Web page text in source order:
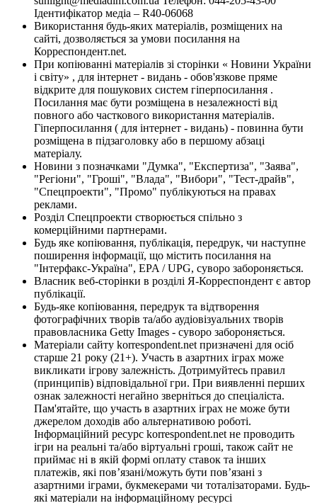
Ідентифікатор медіа – R40-06068
Використання будь-яких матеріалів, розміщених на
сайті, дозволяється за умови посилання на
Корреспондент.net.
При копіюванні матеріалів зі сторінки « Новини України
і світу» , для інтернет - видань - обов'язкове пряме
відкрите для пошукових систем гіперпосилання .
Посилання має бути розміщена в незалежності від
повного або часткового використання матеріалів.
Гіперпосилання ( для інтернет - видань) - повинна бути
розміщена в підзаголовку або в першому абзаці
матеріалу.
Новини з позначками "Думка", "Експертиза", "Заява",
"Регіони", "Гроші", "Влада", "Вибори", "Тест-драйв",
"Спецпроекти", "Промо" публікуються на правах
реклами.
Розділ Спецпроекти створюється спільно з
комерційними партнерами.
Будь яке копіювання, публікація, передрук, чи наступне
поширення інформації, що містить посилання на
"Інтерфакс-Україна", EPA / UPG, суворо забороняється.
Власник веб-сторінки в розділі Я-Корреспондент є автор
публікації.
Будь-яке копіювання, передрук та відтворення
фотографічних творів та/або аудіовізуальних творів
правовласника Getty Images - суворо забороняється.
Матеріали сайту korrespondent.net призначені для осіб
старше 21 року (21+). Участь в азартних іграх може
викликати ігрову залежність. Дотримуйтесь правил
(принципів) відповідальної гри. При виявленні перших
ознак залежності негайно зверніться до спеціаліста.
Пам'ятайте, що участь в азартних іграх не може бути
джерелом доходів або альтернативою роботі.
Інформаційний ресурс korrespondent.net не проводить
ігри на реальні та/або віртуальні гроші, також сайт не
приймає ні в якій формі оплату ставок та інших
платежів, які пов’язані/можуть бути пов’язані з
азартними іграми, букмекерами чи тоталізаторами. Будь-
які матеріали на інформаційному ресурсі